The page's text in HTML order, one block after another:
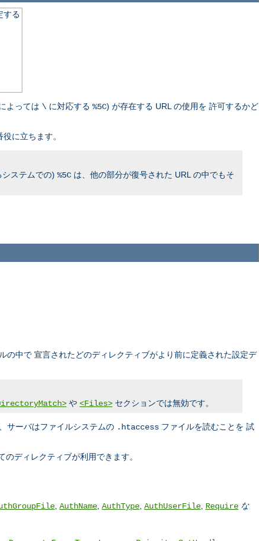
する
よっては \ に対応する %5C) が存在する URL の使用を 許可するかど
に立ちます。
ステムでの) %5C は、他の部分が復号された URL の中でもそ
の中で 宣言されたどのディレクティブがより前に定義された設定デ
や <Files> セクションでは無効です。
サーバはファイルシステムの .htaccess ファイルを読むことを 試
のディレクティブが利用できます。
AuthName AuthType AuthUserFile Require な